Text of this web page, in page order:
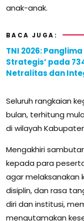
anak-anak.
BACA JUGA:
TNI 2026:
Strategis’ pada
Netralitas dan
Seluruh rangkaian
bulan, terhitung
di wilayah
Mengakhiri
kepada para
agar melaksanakan
disiplin, dan rasa
diri dan institusi,
mengutamakan